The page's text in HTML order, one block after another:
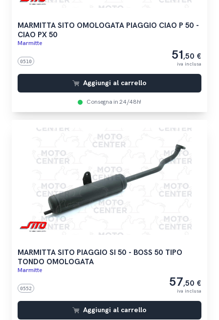
MARMITTA SITO OMOLOGATA PIAGGIO CIAO P 50 -
CIAO PX 50
Marmitte
0510 51,50 €
iva inclusa
Aggiungi al carrello
Consegna in 24/48h!
MARMITTA SITO PIAGGIO SI 50 - BOSS 50 TIPO
TONDO OMOLOGATA
Marmitte
0552 57,50 €
iva inclusa
Aggiungi al carrello